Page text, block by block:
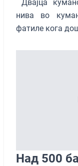
Двајца
нива во
фатиле кога
Над 500